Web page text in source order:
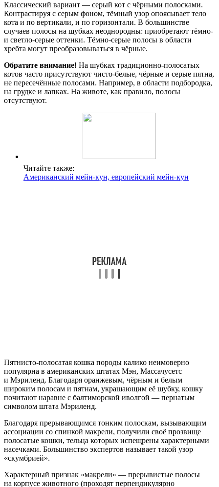
Классический вариант — серый кот с чёрными полосками.
Контрастируя с серым фоном, тёмный узор опоясывает тело
кота и по вертикали, и по горизонтали. В большинстве
случаев полосы на шубках неоднородны: приобретают тёмно-
и светло-серые оттенки. Тёмно-серые полосы в области
хребта могут преобразовываться в чёрные.
Обратите внимание! На шубках традиционно-полосатых
котов часто присутствуют чисто-белые, чёрные и серые пятна,
не пересечённые полосами. Например, в области подбородка,
на грудке и лапках. На животе, как правило, полосы
отсутствуют.
Читайте также:
Американский мейн-кун, европейский мейн-кун
Пятнисто-полосатая кошка породы калико неимоверно
популярна в американских штатах Мэн, Массачусетс
и Мэриленд. Благодаря оранжевым, чёрным и белым
широким полосам и пятнам, украшающим её шубку, кошку
почитают наравне с балтиморской иволгой — пернатым
символом штата Мэриленд.
Благодаря прерывающимся тонким полоскам, вызывающим
ассоциации со спинкой макрели, получили своё прозвище
полосатые кошки, тельца которых испещрены характерными
насечками. Большинство экспертов называет такой узор
«скумбрией».
Характерный признак «макрели» — прерывистые полосы
на корпусе животного (проходят перпендикулярно